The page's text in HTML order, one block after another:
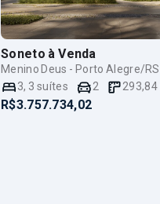
Soneto à Venda
Menino Deus - Porto Alegre/RS
3, 3 suítes 2 293,84
R$3.757.734,02